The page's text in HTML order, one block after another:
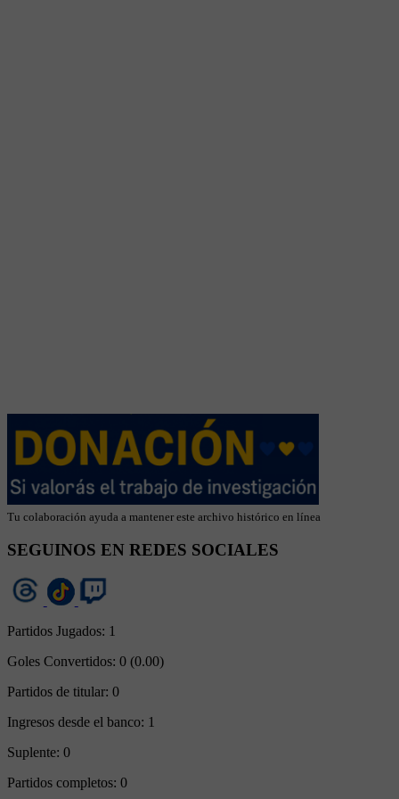
Tu colaboración ayuda a mantener este archivo histórico en línea
SEGUINOS EN REDES SOCIALES
Partidos Jugados: 1
Goles Convertidos: 0 (0.00)
Partidos de titular: 0
Ingresos desde el banco: 1
Suplente: 0
Partidos completos: 0